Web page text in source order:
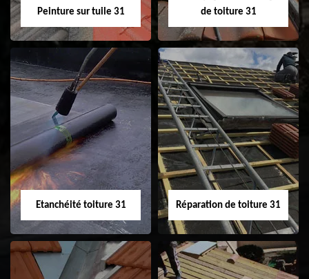
Peinture sur tuile 31
Peinture sur tuile
31
de toiture 31
Nettoyage
demoussage de
toiture 31
Etanchéité toiture 31 Réparation de toiture 31